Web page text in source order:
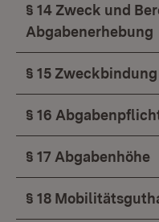
§ 14 Zweck und
Abgabenerhebung
§ 15 Zweckbindung
§ 16
§ 17 Abgabenhöhe
§ 18